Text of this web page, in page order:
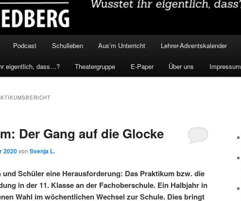
Podcast Schulleben Aus’m Unterricht Lehrer-Adventskalender
eigentlich, dass…? Theatergruppe E-Paper Über uns Impressum
Der Gang auf die Glocke
2020von Svenja L.
Schüler eine Herausforderung: Das Praktikum bzw. die
in der 11. Klasse an der Fachoberschule. Ein Halbjahr in
Wahl im wöchentlichen Wechsel zur Schule. Dies bringt